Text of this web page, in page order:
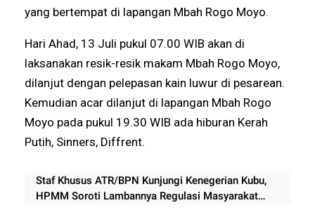
yang bertempat di lapangan Mbah Rogo Moyo.
Hari Ahad, 13 Juli pukul 07.00 WIB akan di
laksanakan resik-resik makam Mbah Rogo Moyo,
dilanjut dengan pelepasan kain luwur di pesarean.
Kemudian acar dilanjut di lapangan Mbah Rogo
Moyo pada pukul 19.30 WIB ada hiburan Kerah
Putih, Sinners, Diffrent.
Staf Khusus ATR/BPN Kunjungi Kenegerian Kubu,
HPMM Soroti Lambannya Regulasi Masyarakat